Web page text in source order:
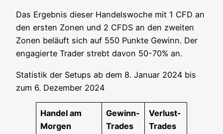
Das Ergeb­nis die­ser Han­dels­wo­che mit 1 CFD an
den ers­ten Zonen und 2 CFDS an den zwei­ten
Zonen beläuft sich auf 550 Punk­te Gewinn. Der
enga­gier­te Trader strebt davon 50-70% an.
Sta­tis­tik der Set­ups ab dem 8. Janu­ar 2024 bis
zum 6. Dezem­ber 2024
Han­del am
Morgen
Gewinn-
Trades
Ver­lust-
Trades